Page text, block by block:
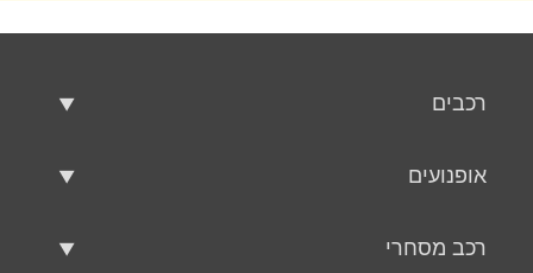
רכבים
אופנועים
רכב מסחרי